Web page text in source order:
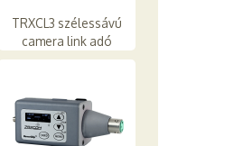
TRXCL3 szélessávú
camera link adó